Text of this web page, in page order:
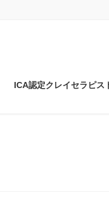
ICA認定クレイセラピス